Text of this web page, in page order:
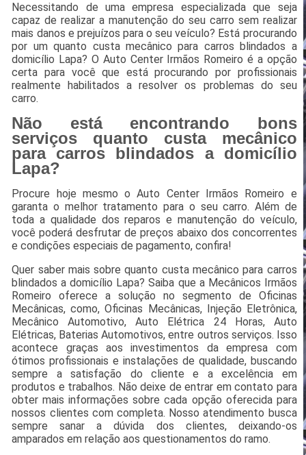
Necessitando de uma empresa especializada que seja
capaz de realizar a manutenção do seu carro sem realizar
mais danos e prejuízos para o seu veículo? Está procurando
por um quanto custa mecânico para carros blindados a
domicílio Lapa? O Auto Center Irmãos Romeiro é a opção
certa para você que está procurando por profissionais
realmente habilitados a resolver os problemas do seu
carro.
Não está encontrando bons
serviços quanto custa mecânico
para carros blindados a domicílio
Lapa?
Procure hoje mesmo o Auto Center Irmãos Romeiro e
garanta o melhor tratamento para o seu carro. Além de
toda a qualidade dos reparos e manutenção do veículo,
você poderá desfrutar de preços abaixo dos concorrentes
e condições especiais de pagamento, confira!
Quer saber mais sobre quanto custa mecânico para carros
blindados a domicílio Lapa? Saiba que a Mecânicos Irmãos
Romeiro oferece a solução no segmento de Oficinas
Mecânicas, como, Oficinas Mecânicas, Injeção Eletrônica,
Mecânico Automotivo, Auto Elétrica 24 Horas, Auto
Elétricas, Baterias Automotivos, entre outros serviços. Isso
acontece graças aos investimentos da empresa com
ótimos profissionais e instalações de qualidade, buscando
sempre a satisfação do cliente e a excelência em
produtos e trabalhos. Não deixe de entrar em contato para
obter mais informações sobre cada opção oferecida para
nossos clientes com completa. Nosso atendimento busca
sempre sanar a dúvida dos clientes, deixando-os
amparados em relação aos questionamentos do ramo.